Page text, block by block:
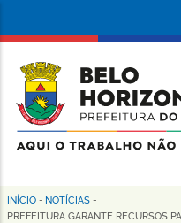
conteúdo
principal
da
Prefeitura
de
Horizonte
Trilha
INÍCIO - NOTÍCIAS -
PREFEITURA GARANTE RECURSOS